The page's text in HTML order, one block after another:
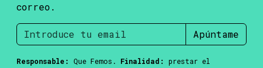
correo.
Apúntame
Responsable: Que Femos. Finalidad:
prestar el